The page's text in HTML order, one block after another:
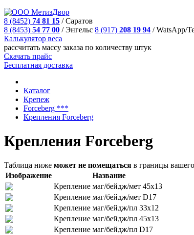
8 (8452) 74 81 15 /Саратов
8 (8453) 54 77 00 /Энгельс 8 (917) 208 19 94 /WatsApp/
Калькулятор веса
рассчитать массу заказа по количеству штук
Скачать прайс
Бесплатная доставка
Каталог
Крепеж
Forceberg ***
Крепления Forceberg
Крепления Forceberg
Таблица ниже может не помещаться в границы
Изображение
Название
Крепление маг/бейдж/мет 45х13
Крепление маг/бейдж/мет D17
Крепление маг/бейдж/пл 33х12
Крепление маг/бейдж/пл 45х13
Крепление маг/бейдж/пл D17